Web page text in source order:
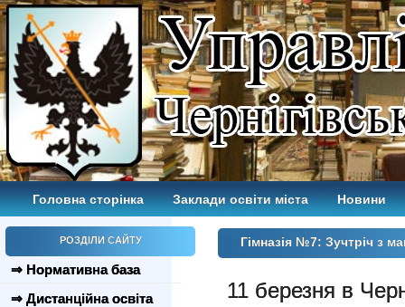
Головна сторінка Заклади освіти міста Новини
РОЗДІЛИ САЙТУ
⇒ Нормативна база
⇒ Дистанційна освіта
Гімназія №7: Зучтріч з
11 березня в